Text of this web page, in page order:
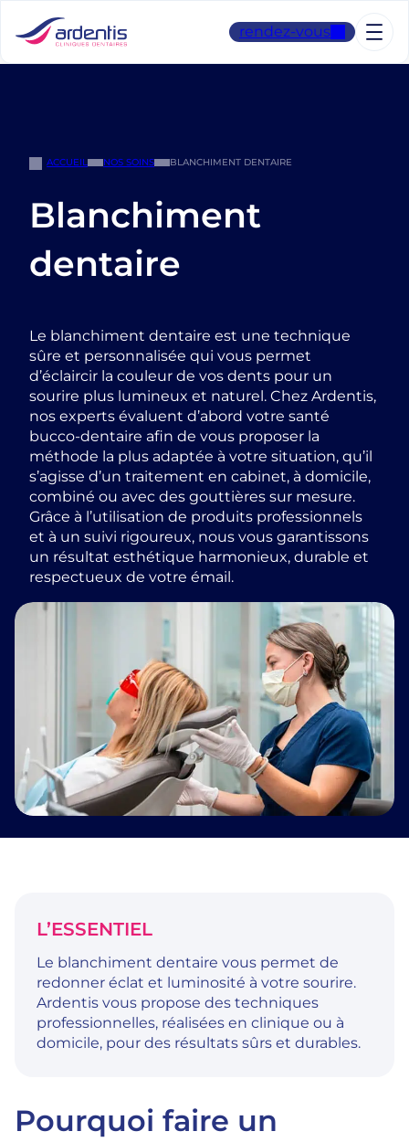
contenu
rendez-vous
ACCUEIL NOS SOINS BLANCHIMENT DENTAIRE
Blanchiment
dentaire
Le blanchiment dentaire est une technique
sûre et personnalisée qui vous permet
d’éclaircir la couleur de vos dents pour un
sourire plus lumineux et naturel. Chez Ardentis,
nos experts évaluent d’abord votre santé
bucco-dentaire afin de vous proposer la
méthode la plus adaptée à votre situation, qu’il
s’agisse d’un traitement en cabinet, à domicile,
combiné ou avec des gouttières sur mesure.
Grâce à l’utilisation de produits professionnels
et à un suivi rigoureux, nous vous garantissons
un résultat esthétique harmonieux, durable et
respectueux de votre émail.
L’ESSENTIEL
Le blanchiment dentaire vous permet de
redonner éclat et luminosité à votre sourire.
Ardentis vous propose des techniques
professionnelles, réalisées en clinique ou à
domicile, pour des résultats sûrs et durables.
Pourquoi faire un